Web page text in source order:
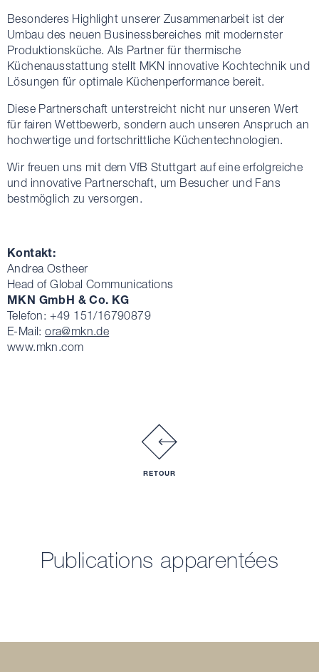
Besonderes Highlight unserer Zusammenarbeit ist der
Umbau des neuen Businessbereiches mit modernster
Produktionsküche. Als Partner für thermische
Küchenausstattung stellt MKN innovative Kochtechnik und
Lösungen für optimale Küchenperformance bereit.
Diese Partnerschaft unterstreicht nicht nur unseren Wert
für fairen Wettbewerb, sondern auch unseren Anspruch an
hochwertige und fortschrittliche Küchentechnologien.
Wir freuen uns mit dem VfB Stuttgart auf eine erfolgreiche
und innovative Partnerschaft, um Besucher und Fans
bestmöglich zu versorgen.
Kontakt:
Andrea Ostheer
Head of Global Communications
MKN GmbH & Co. KG
Telefon: +49 151/16790879
E-Mail:ora@mkn.de
www.mkn.com
RETOUR
Publications apparentées